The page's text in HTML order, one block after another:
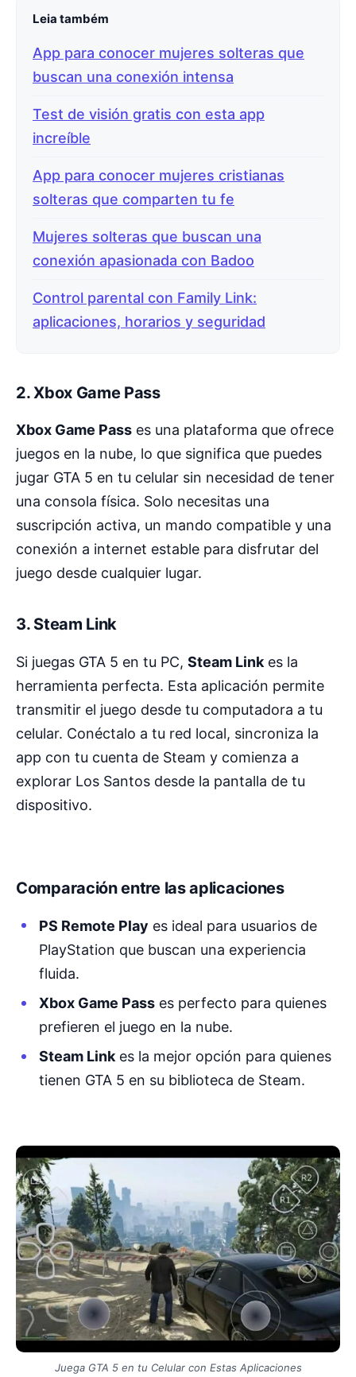
Leia também
App para conocer mujeres solteras que
buscan una conexión intensa
Test de visión gratis con esta app
increíble
App para conocer mujeres cristianas
solteras que comparten tu fe
Mujeres solteras que buscan una
conexión apasionada con Badoo
Control parental con Family Link:
aplicaciones, horarios y seguridad
2. Xbox Game Pass
Xbox Game Pass es una plataforma que ofrece
juegos en la nube, lo que significa que puedes
jugar GTA 5 en tu celular sin necesidad de tener
una consola física. Solo necesitas una
suscripción activa, un mando compatible y una
conexión a internet estable para disfrutar del
juego desde cualquier lugar.
3. Steam Link
Si juegas GTA 5 en tu PC, Steam Linkes la
herramienta perfecta. Esta aplicación permite
transmitir el juego desde tu computadora a tu
celular. Conéctalo a tu red local, sincroniza la
app con tu cuenta de Steam y comienza a
explorar Los Santos desde la pantalla de tu
dispositivo.
Comparación entre las aplicaciones
PS Remote Play es ideal para usuarios de
PlayStation que buscan una experiencia
fluida.
Xbox Game Passes perfecto para quienes
prefieren el juego en la nube.
Steam Linkes la mejor opción para quienes
tienen GTA 5 en su biblioteca de Steam.
Juega GTA 5 en tu Celular con Estas Aplicaciones